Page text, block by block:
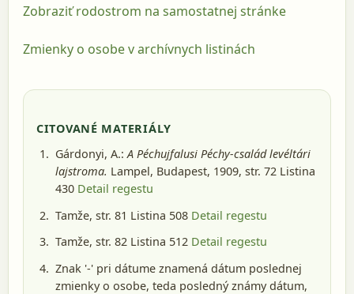
Zobraziť rodostrom na samostatnej stránke
Zmienky o osobe v archívnych listinách
CITOVANÉ MATERIÁLY
Gárdonyi, A.:A Péchujfalusi Péchy-család levéltári
lajstroma. Lampel, Budapest, 1909, str. 72 Listina
430 Detail regestu
Tamže, str. 81 Listina 508 Detail regestu
Tamže, str. 82 Listina 512 Detail regestu
Znak '-' pri dátume znamená dátum poslednej
zmienky o osobe, teda posledný známy dátum,